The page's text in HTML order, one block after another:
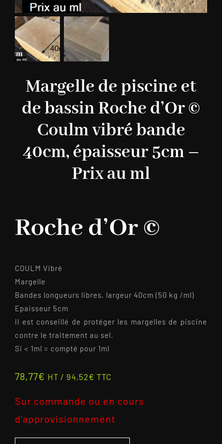
Margelle de piscine et
de bassin Roche d’Or ©
Coulm vibré bande
40cm, épaisseur 5cm –
Prix au ml
Roche d’Or ©
COULM Vibré
Margelle
Bandes longueurs libres, largeur 40cm (50 kg /ml)
Epaisseur 5cm
Il est conseillé de protéger les margelles de piscine
contre le traitement au sel.
Si < 1ml = compté pour 1ml
78,77€ HT / 94,52€ TTC
Sur commande ou en cours
d'approvisionnement